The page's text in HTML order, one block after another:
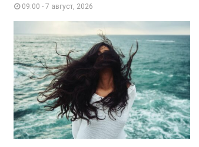
09:00 - 7 август, 2026